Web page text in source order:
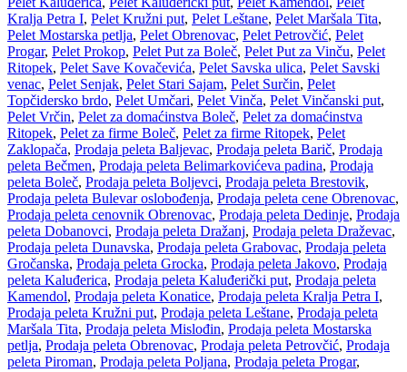
Kralja Petra I, Pelet Kružni put, Pelet Leštane, Pelet Maršala Tita,
Pelet Mostarska petlja, Pelet Obrenovac, Pelet Petrovčić, Pelet
Progar, Pelet Prokop, Pelet Put za Boleč, Pelet Put za Vinču, Pelet
Ritopek, Pelet Save Kovačevića, Pelet Savska ulica, Pelet Savski
venac, Pelet Senjak, Pelet Stari Sajam, Pelet Surčin, Pelet
Topčidersko brdo, Pelet Umčari, Pelet Vinča, Pelet Vinčanski put,
Pelet Vrčin, Pelet za domaćinstva Boleč, Pelet za domaćinstva
Ritopek, Pelet za firme Boleč, Pelet za firme Ritopek, Pelet
Zaklopača, Prodaja peleta Baljevac, Prodaja peleta Barič, Prodaja
peleta Bečmen, Prodaja peleta Belimarkovićeva padina, Prodaja
peleta Boleč, Prodaja peleta Boljevci, Prodaja peleta Brestovik,
Prodaja peleta Bulevar oslobođenja, Prodaja peleta cene Obrenovac,
Prodaja peleta cenovnik Obrenovac, Prodaja peleta Dedinje, Prodaja
peleta Dobanovci, Prodaja peleta Dražanj, Prodaja peleta Draževac,
Prodaja peleta Dunavska, Prodaja peleta Grabovac, Prodaja peleta
Gročanska, Prodaja peleta Grocka, Prodaja peleta Jakovo, Prodaja
peleta Kaluđerica, Prodaja peleta Kaluđerički put, Prodaja peleta
Kamendol, Prodaja peleta Konatice, Prodaja peleta Kralja Petra I,
Prodaja peleta Kružni put, Prodaja peleta Leštane, Prodaja peleta
Maršala Tita, Prodaja peleta Mislođin, Prodaja peleta Mostarska
petlja, Prodaja peleta Obrenovac, Prodaja peleta Petrovčić, Prodaja
peleta Piroman, Prodaja peleta Poljana, Prodaja peleta Progar,